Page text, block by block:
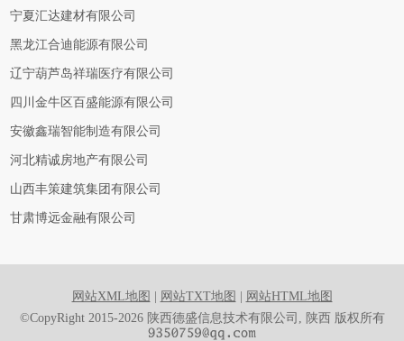
宁夏汇达建材有限公司
黑龙江合迪能源有限公司
辽宁葫芦岛祥瑞医疗有限公司
四川金牛区百盛能源有限公司
安徽鑫瑞智能制造有限公司
河北精诚房地产有限公司
山西丰策建筑集团有限公司
甘肃博远金融有限公司
网站XML地图 网站TXT地图
网站HTML地图
©CopyRight 2015-2026 陕西德盛信息技术有限公司, 陕西 版权所有